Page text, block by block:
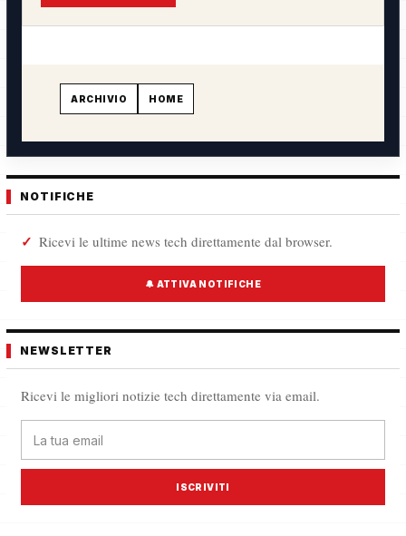
ARCHIVIO HOME
NOTIFICHE
Ricevi le ultime news tech direttamente dal browser.
🔔 ATTIVA NOTIFICHE
NEWSLETTER
Ricevi le migliori notizie tech direttamente via email.
ISCRIVITI